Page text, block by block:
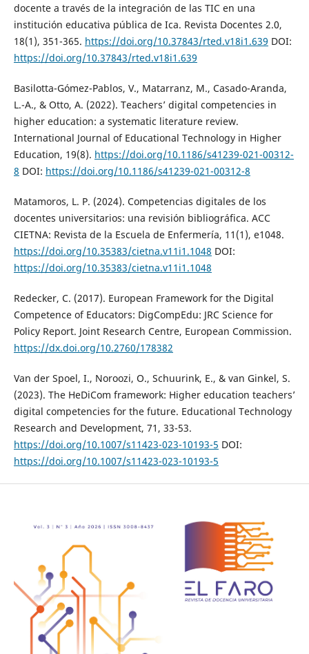
docente a través de la integración de las TIC en una
institución educativa pública de Ica. Revista Docentes 2.0,
18(1), 351-365. https://doi.org/10.37843/rted.v18i1.639 DOI:
https://doi.org/10.37843/rted.v18i1.639
Basilotta-Gómez-Pablos, V., Matarranz, M., Casado-Aranda,
L.-A., & Otto, A. (2022). Teachers’ digital competencies in
higher education: a systematic literature review.
International Journal of Educational Technology in Higher
Education, 19(8). https://doi.org/10.1186/s41239-021-00312-
8 DOI: https://doi.org/10.1186/s41239-021-00312-8
Matamoros, L. P. (2024). Competencias digitales de los
docentes universitarios: una revisión bibliográfica. ACC
CIETNA: Revista de la Escuela de Enfermería, 11(1), e1048.
https://doi.org/10.35383/cietna.v11i1.1048 DOI:
https://doi.org/10.35383/cietna.v11i1.1048
Redecker, C. (2017). European Framework for the Digital
Competence of Educators: DigCompEdu: JRC Science for
Policy Report. Joint Research Centre, European Commission.
https://dx.doi.org/10.2760/178382
Van der Spoel, I., Noroozi, O., Schuurink, E., & van Ginkel, S.
(2023). The HeDiCom framework: Higher education teachers’
digital competencies for the future. Educational Technology
Research and Development, 71, 33-53.
https://doi.org/10.1007/s11423-023-10193-5 DOI:
https://doi.org/10.1007/s11423-023-10193-5